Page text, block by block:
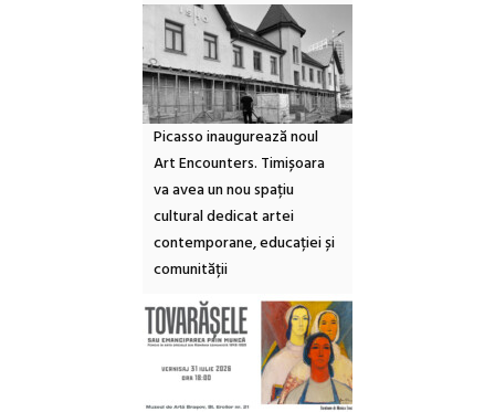
Picasso inaugurează noul
Art Encounters. Timișoara
va avea un nou spațiu
cultural dedicat artei
contemporane, educației și
comunității